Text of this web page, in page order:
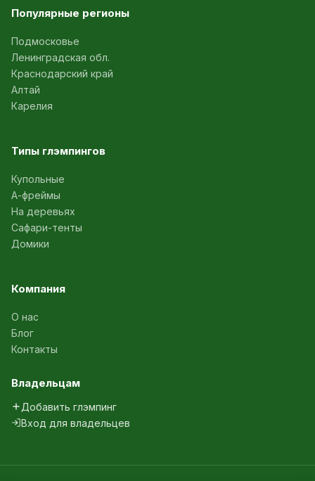
Популярные регионы
Подмосковье
Ленинградская обл.
Краснодарский край
Алтай
Карелия
Типы глэмпингов
Купольные
А-фреймы
На деревьях
Сафари-тенты
Домики
Компания
О нас
Блог
Контакты
Владельцам
Добавить глэмпинг
Вход для владельцев